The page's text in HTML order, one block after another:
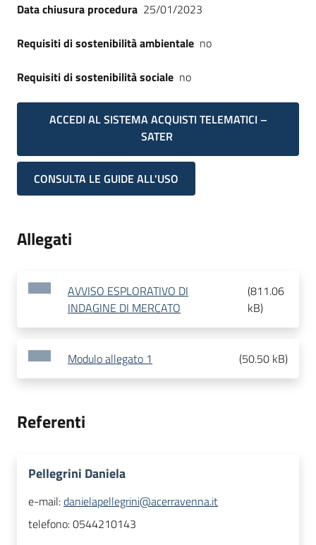
Data chiusura procedura 25/01/2023
Requisiti di sostenibilità ambientale no
Requisiti di sostenibilità sociale no
ACCEDI AL SISTEMA ACQUISTI TELEMATICI –
SATER
CONSULTA LE GUIDE ALL'USO
Allegati
AVVISO ESPLORATIVO DI
INDAGINE DI MERCATO
(811.06
kB)
Modulo allegato 1 (50.50 kB)
Referenti
Pellegrini Daniela
e-mail:danielapellegrini@acerravenna.it
telefono:0544210143